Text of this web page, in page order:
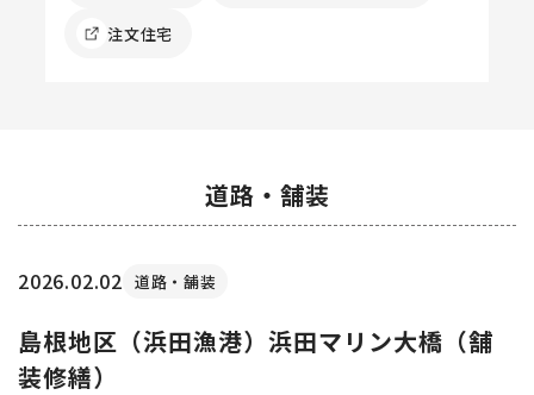
注文住宅
道路・舗装
2026.02.02 道路・舗装
島根地区（浜田漁港）浜田マリン大橋（舗
装修繕）